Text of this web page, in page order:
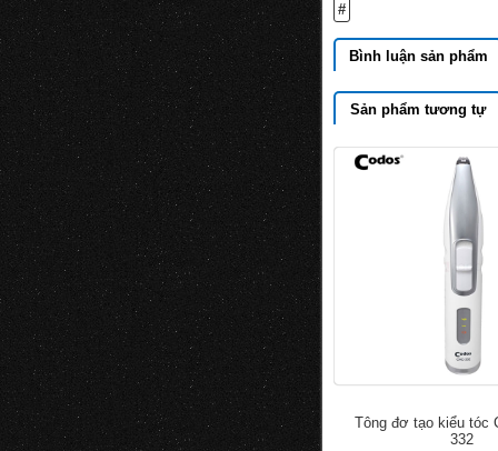
#
Bình luận sản phẩm
Sản phẩm tương tự
Tông đơ tạo kiểu tóc
332